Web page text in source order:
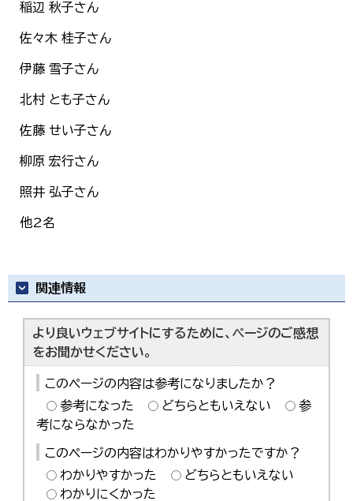
稲辺 秋子さん
佐々木 桂子さん
伊藤 雪子さん
北村 とも子さん
佐藤 せい子さん
柳原 宏行さん
照井 弘子さん
他2名
関連情報
より良いウェブサイトにするために、ページのご感想
をお聞かせください。
このページの内容は参考になりましたか？
参考になった
どちらともいえない
参
考にならなかった
このページの内容はわかりやすかったですか？
わかりやすかった
どちらともいえない
わかりにくかった